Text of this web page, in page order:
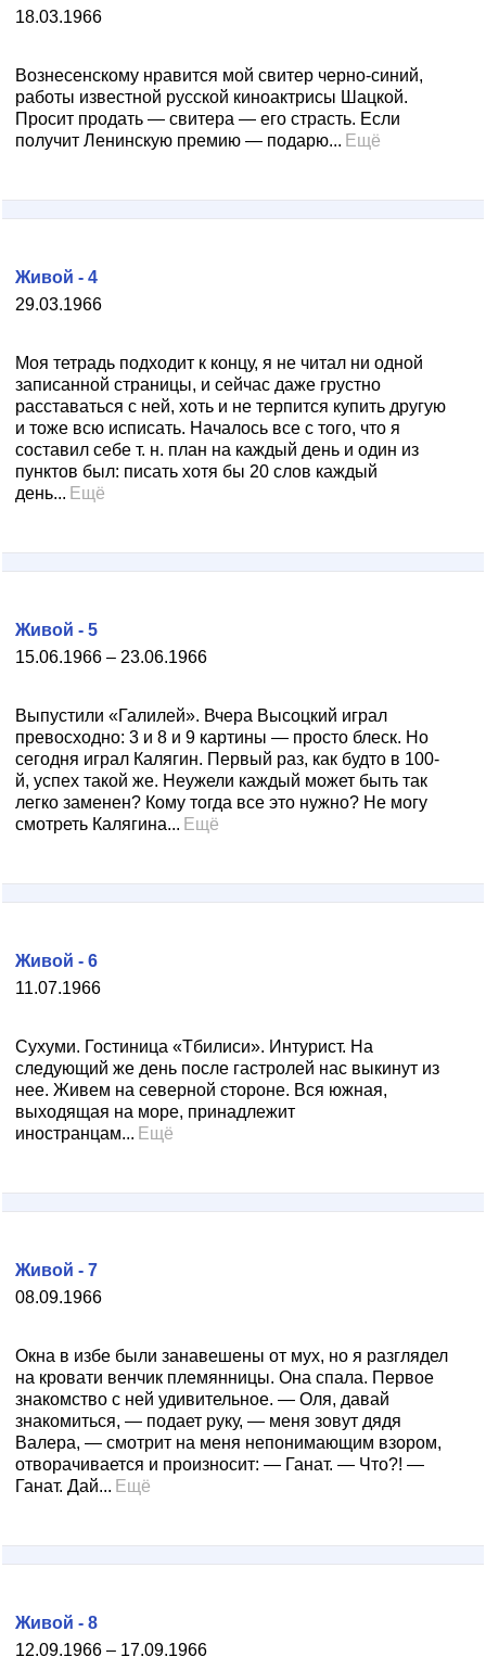
18.03.1966
Вознесенскому нравится мой свитер черно-синий,
работы известной русской киноактрисы Шацкой.
Просит продать — свитера — его страсть. Если
получит Ленинскую премию — подарю... Ещё
29.03.1966
Живой - 4
Моя тетрадь подходит к концу, я не читал ни одной
записанной страницы, и сейчас даже грустно
расставаться с ней, хоть и не терпится купить другую
и тоже всю исписать. Началось все с того, что я
составил себе т. н. план на каждый день и один из
пунктов был: писать хотя бы 20 слов каждый
день... Ещё
15.06.1966 – 23.06.1966
Живой - 5
Выпустили «Галилей». Вчера Высоцкий играл
превосходно: 3 и 8 и 9 картины — просто блеск. Но
сегодня играл Калягин. Первый раз, как будто в 100-
й, успех такой же. Неужели каждый может быть так
легко заменен? Кому тогда все это нужно? Не могу
смотреть Калягина... Ещё
11.07.1966
Живой - 6
Сухуми. Гостиница «Тбилиси». Интурист. На
следующий же день после гастролей нас выкинут из
нее. Живем на северной стороне. Вся южная,
выходящая на море, принадлежит
иностранцам... Ещё
08.09.1966
Живой - 7
Окна в избе были занавешены от мух, но я разглядел
на кровати венчик племянницы. Она спала. Первое
знакомство с ней удивительное. — Оля, давай
знакомиться, — подает руку, — меня зовут дядя
Валера, — смотрит на меня непонимающим взором,
отворачивается и произносит: — Ганат. — Что?! —
Ганат. Дай... Ещё
12.09.1966 – 17.09.1966
Живой - 8